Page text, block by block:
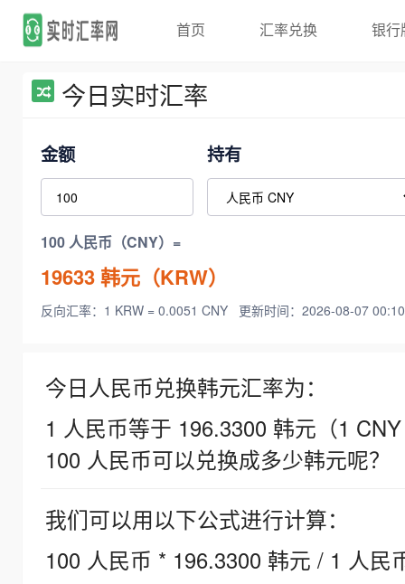
首页 汇率兑换 银行
今日实时汇率
金额 持有
100 人民币（CNY）=
19633韩元（KRW）
反向汇率：1 KRW = 0.0051 CNY 更新时间：2026-08-07
今日人民币兑换韩元汇率为：
1 人民币等于 196.3300 韩元（1
100 人民币可以兑换成多少韩元呢？
我们可以用以下公式进行计算：
100 人民币 * 196.3300 韩元 / 1 人民